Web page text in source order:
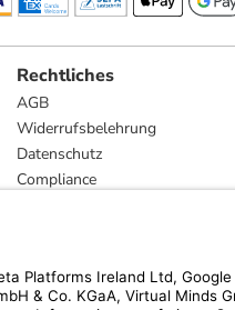
Rechtliches
AGB
Widerrufsbelehrung
Datenschutz
Compliance